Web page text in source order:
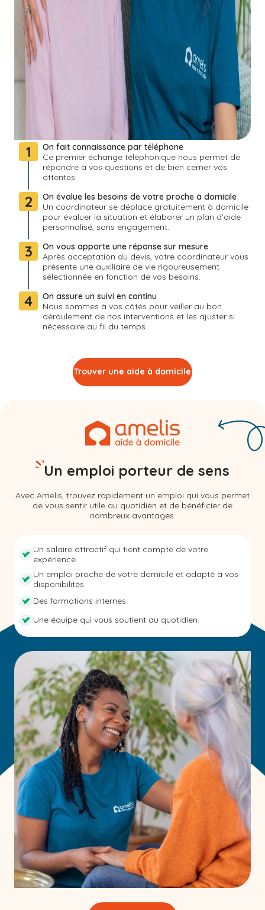
1
On fait connaissance par téléphone
Ce premier échange téléphonique nous permet de
répondre à vos questions et de bien cerner vos
attentes.
2
On évalue les besoins de votre proche à domicile
Un coordinateur se déplace gratuitement à domicile
pour évaluer la situation et élaborer un plan d’aide
personnalisé, sans engagement.
3
On vous apporte une réponse sur mesure
Après acceptation du devis, votre coordinateur vous
présente une auxiliaire de vie rigoureusement
sélectionnée en fonction de vos besoins.
4
On assure un suivi en continu
Nous sommes à vos côtés pour veiller au bon
déroulement de nos interventions et les ajuster si
nécessaire au fil du temps.
Trouver une aide à domicile
Un emploi porteur de sens
Avec Amelis, trouvez rapidement un emploi qui vous permet
de vous sentir utile au quotidien et de bénéficier de
nombreux avantages.
Un salaire attractif qui tient compte de votre
expérience.
Un emploi proche de votre domicile et adapté à vos
disponibilités.
Des formations internes.
Une équipe qui vous soutient au quotidien.